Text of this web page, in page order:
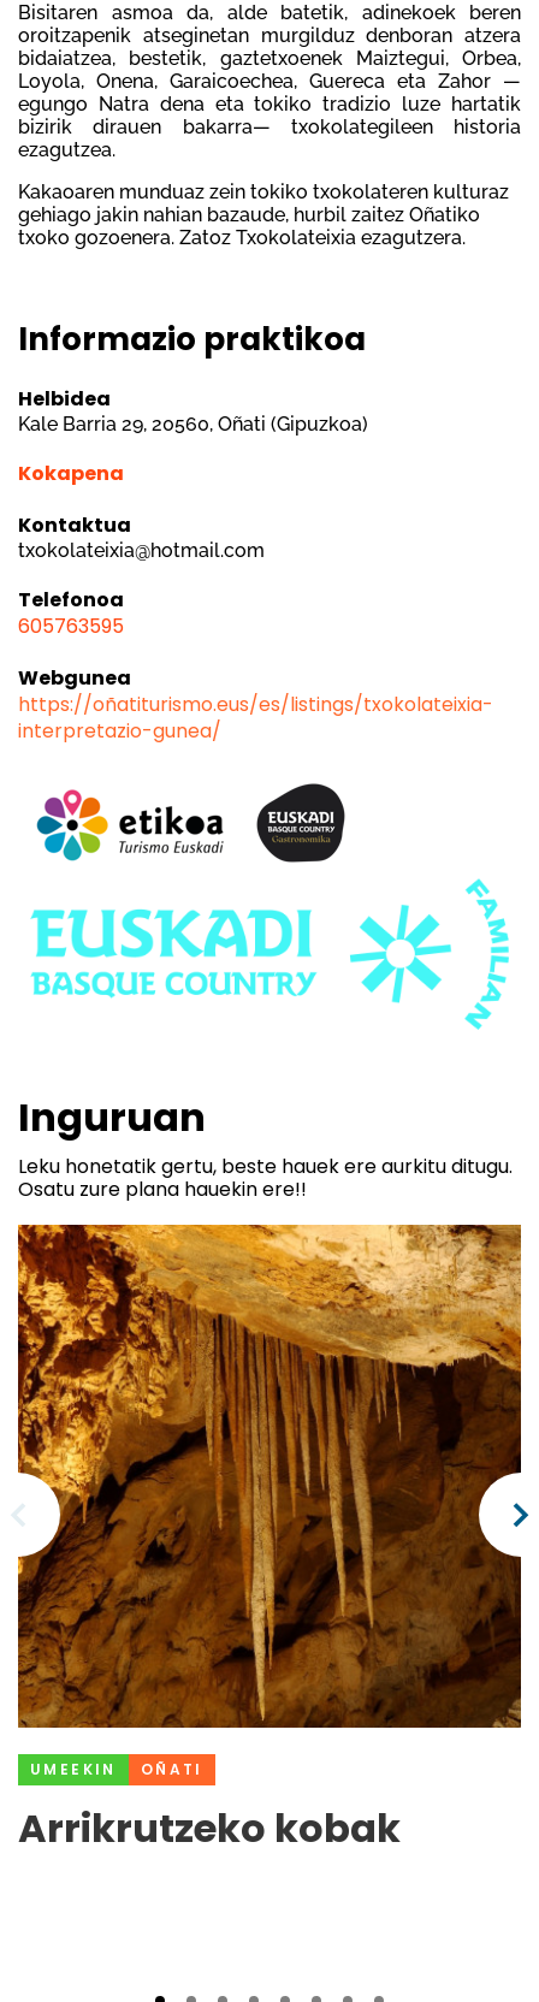
Bisitaren asmoa da, alde batetik, adinekoek beren
oroitzapenik atseginetan murgilduz denboran atzera
bidaiatzea, bestetik, gaztetxoenek Maiztegui, Orbea,
Loyola, Onena, Garaicoechea, Guereca eta Zahor —
egungo Natra dena eta tokiko tradizio luze hartatik
bizirik dirauen bakarra— txokolategileen historia
ezagutzea.
Kakaoaren munduaz zein tokiko txokolateren kulturaz
gehiago jakin nahian bazaude, hurbil zaitez Oñatiko
txoko gozoenera. Zatoz Txokolateixia ezagutzera.
Informazio praktikoa
Helbidea
Kale Barria 29, 20560, Oñati (Gipuzkoa)
Kokapena
Kontaktua
txokolateixia@hotmail.com
Telefonoa
605763595
Webgunea
https://oñatiturismo.eus/es/listings/txokolateixia-
interpretazio-gunea/
Inguruan
Leku honetatik gertu, beste hauek ere aurkitu ditugu.
Osatu zure plana hauekin ere!!
UMEEKIN OÑATI
Arrikrutzeko kobak